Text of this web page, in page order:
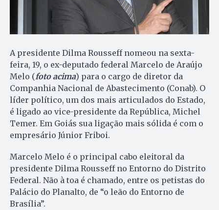
A presidente Dilma Rousseff nomeou na sexta-
feira, 19, o ex-deputado federal Marcelo de Araújo
Melo (foto acima) para o cargo de diretor da
Companhia Nacional de Abastecimento (Conab). O
líder político, um dos mais articulados do Estado,
é ligado ao vice-presidente da República, Michel
Temer. Em Goiás sua ligação mais sólida é com o
empresário Júnior Friboi.
Marcelo Melo é o principal cabo eleitoral da
presidente Dilma Rousseff no Entorno do Distrito
Federal. Não à toa é chamado, entre os petistas do
Palácio do Planalto, de “o leão do Entorno de
Brasília”.